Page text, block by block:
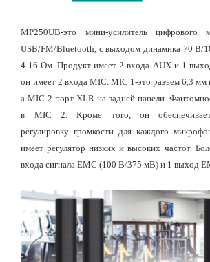
MP250UB-это мини-усилитель
USB/FM/Bluetooth, с выходом динамика 70 В/
4-16 Ом. Продукт имеет 2 входа AUX и 1
он имеет 2 входа MIC. MIC 1-это разъем 6,3 мм
а MIC 2-порт XLR на задней панели.
в MIC 2. Кроме того, он обеспечивает
регулировку громкости для каждого
имеет регулятор низких и высоких частот.
входа сигнала EMC (100 В/375 мВ) и 1 выход